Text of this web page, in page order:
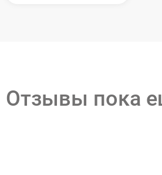
Отзывы пока